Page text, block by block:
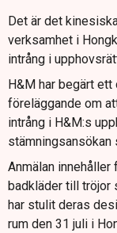
Det är det
verksamhet i
intrång i
H&M har begärt
föreläggande om
intrång i H&M:s
stämningsansökan
Anmälan
badkläder till tröjor
har stulit deras
rum den 31 juli i